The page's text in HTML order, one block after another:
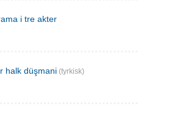
i tre akter
halk düşmani (tyrkisk)